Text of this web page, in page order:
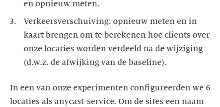
Verkeersverschuiving: opnieuw meten en in
kaart brengen om te berekenen hoe clients over
onze locaties worden verdeeld na de wijziging
In een van onze experimenten configureerden we 6
locaties als anycast-service. Om de sites een naam